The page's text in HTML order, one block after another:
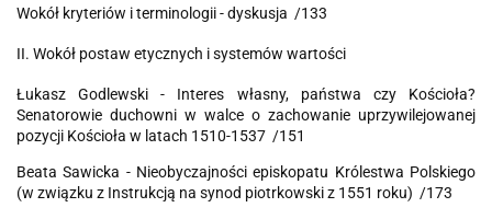
Wokół kryteriów i terminologii - dyskusja /133
II. Wokół postaw etycznych i systemów wartości
Łukasz Godlewski - Interes własny, państwa czy Kościoła?
Senatorowie duchowni w walce o zachowanie uprzywilejowanej
pozycji Kościoła w latach 1510-1537 /151
Beata Sawicka - Nieobyczajności episkopatu Królestwa Polskiego
(w związku z Instrukcją na synod piotrkowski z 1551 roku) /173